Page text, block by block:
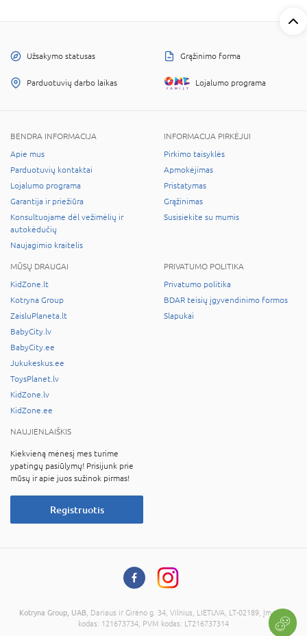
Užsakymo statusas Grąžinimo forma
Parduotuvių darbo laikas Lojalumo programa
BENDRA INFORMACIJA
Apie mus
Parduotuvių kontaktai
Lojalumo programa
Garantija ir priežiūra
Konsultuojame dėl vežimėlių ir
autokėdučių
Naujagimio kraitelis
INFORMACIJA PIRKĖJUI
Pirkimo taisyklės
Apmokėjimas
Pristatymas
Grąžinimas
Susisiekite su mumis
MŪSŲ DRAUGAI
KidZone.lt
Kotryna Group
ZaisluPlaneta.lt
BabyCity.lv
BabyCity.ee
Jukukeskus.ee
ToysPlanet.lv
KidZone.lv
KidZone.ee
PRIVATUMO POLITIKA
Privatumo politika
BDAR teisių įgyvendinimo formos
Slapukai
NAUJIENLAIŠKIS
Kiekvieną mėnesį mes turime
ypatingų pasiūlymų! Prisijunk prie
mūsų ir apie juos sužinok pirmas!
Registruotis
Kotryna Group, UAB , Dariaus ir Girėno g. 34, Vilnius, LIETUVA, LT-02189, Įmonės
kodas: 121673734, PVM kodas: LT216737314